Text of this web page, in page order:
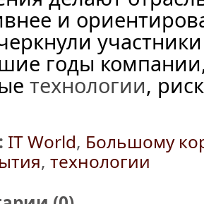
и
годы
технологии,
IT World, Большому
, технологии